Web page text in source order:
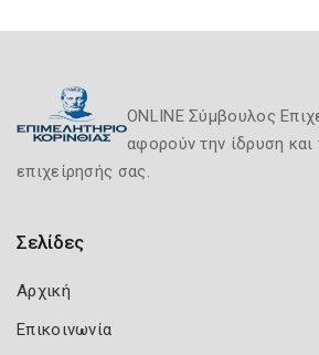
ONLINE Σύμβουλος
αφορούν την ίδρυση και
επιχείρησής σας.
Σελίδες
Αρχική
Επικοινωνία